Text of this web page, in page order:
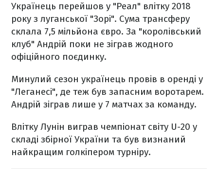
Українець перейшов у "Реал" влітку 2018
року з луганської "Зорі". Сума трансферу
склала 7,5 мільйона євро. За "королівський
клуб" Андрій поки не зіграв жодного
офіційного поєдинку.
Минулий сезон українець провів в оренді у
"Леганесі", де теж був запасним воротарем.
Андрій зіграв лише у 7 матчах за команду.
Влітку Лунін виграв чемпіонат світу U-20 у
складі збірної України та був визнаний
найкращим голкіпером турніру.